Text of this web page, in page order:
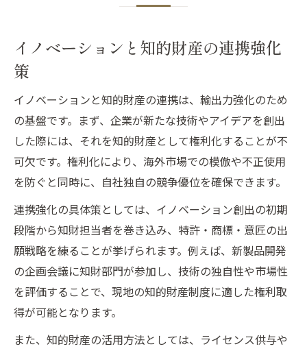
イノベーションと知的財産の連携強化
策
イノベーションと知的財産の連携は、輸出力強化のため
の基盤です。まず、企業が新たな技術やアイデアを創出
した際には、それを知的財産として権利化することが不
可欠です。権利化により、海外市場での模倣や不正使用
を防ぐと同時に、自社独自の競争優位を確保できます。
連携強化の具体策としては、イノベーション創出の初期
段階から知財担当者を巻き込み、特許・商標・意匠の出
願戦略を練ることが挙げられます。例えば、新製品開発
の企画会議に知財部門が参加し、技術の独自性や市場性
を評価することで、現地の知的財産制度に適した権利取
得が可能となります。
また、知的財産の活用方法としては、ライセンス供与や